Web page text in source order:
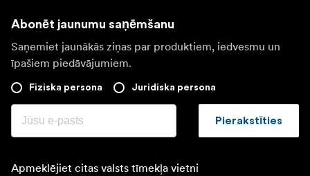
Abonēt jaunumu saņēmšanu
Saņemiet jaunākās ziņas par produktiem, iedvesmu un
īpašiem piedāvājumiem.
Fiziska persona Juridiska persona
Pierakstīties
Apmeklējiet citas valsts tīmekļa vietni